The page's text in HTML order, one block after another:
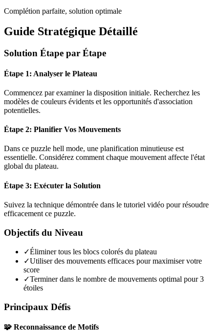
Complétion parfaite, solution optimale
Guide Stratégique Détaillé
Solution Étape par Étape
Étape 1: Analyser le Plateau
Commencez par examiner la disposition initiale. Recherchez les
modèles de couleurs évidents et les opportunités d'association
potentielles.
Étape 2: Planifier Vos Mouvements
Dans ce puzzle hell mode, une planification minutieuse est
essentielle. Considérez comment chaque mouvement affecte l'état
global du plateau.
Étape 3: Exécuter la Solution
Suivez la technique démontrée dans le tutoriel vidéo pour résoudre
efficacement ce puzzle.
Objectifs du Niveau
✓Éliminer tous les blocs colorés du plateau
✓Utiliser des mouvements efficaces pour maximiser votre
score
✓Terminer dans le nombre de mouvements optimal pour 3
étoiles
Principaux Défis
🧩 Reconnaissance de Motifs